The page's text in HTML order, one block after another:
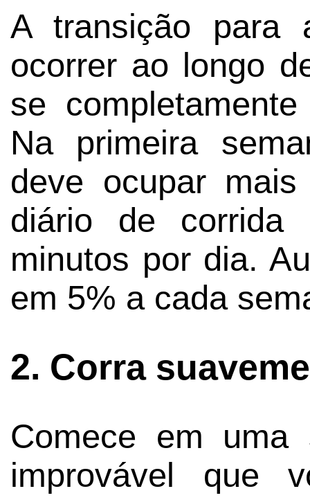
A transição para
ocorrer ao longo
se
Na primeira
deve ocupar
diário de
minutos por dia.
em 5% a cada
2. Corra
Comece em uma
improvável que